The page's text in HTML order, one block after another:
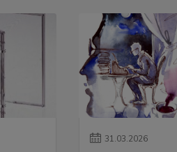
31.03.2026